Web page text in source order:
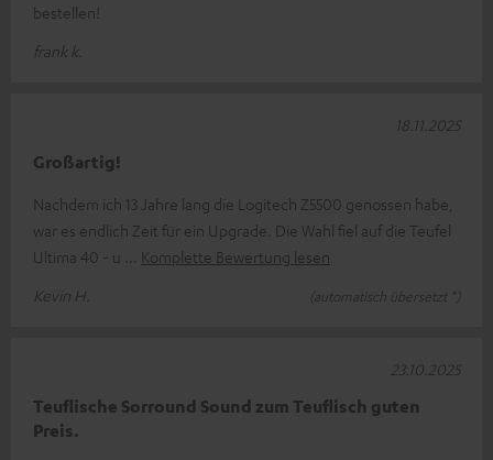
bestellen!
frank k.
Großartig!
Nachdem ich 13 Jahre lang die Logitech Z5500 genossen habe,
war es endlich Zeit für ein Upgrade. Die Wahl fiel auf die Teufel
Ultima 40 - u
Komplette Bewertung lesen
Kevin H.
(automatisch übersetzt *)
18.11.2025
Teuflische Sorround Sound zum Teuflisch guten
Preis.
23.10.2025